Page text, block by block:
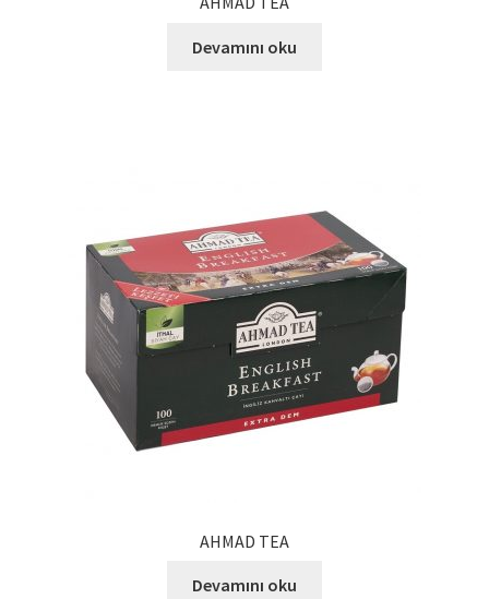
Devamını oku
AHMAD TEA
Devamını oku